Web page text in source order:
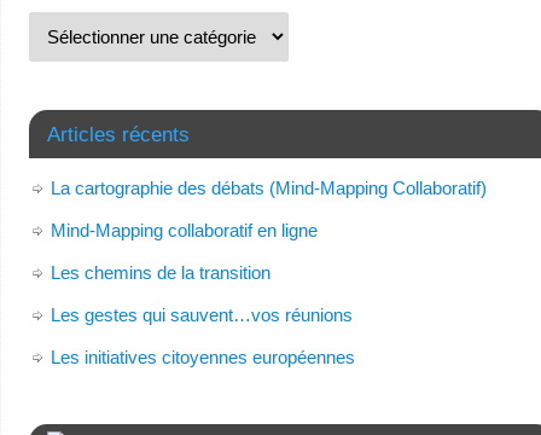
Articles récents
La cartographie des débats (Mind-Mapping Collaboratif)
Mind-Mapping collaboratif en ligne
Les chemins de la transition
Les gestes qui sauvent…vos réunions
Les initiatives citoyennes européennes